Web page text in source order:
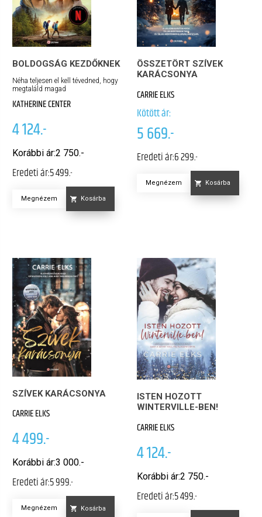
BOLDOGSÁG KEZDŐKNEK
Néha teljesen el kell tévedned, hogy
megtaláld magad
KATHERINE CENTER
4 124.-
Korábbi ár:2 750.-
Eredeti ár:5 499.-
Megnézem Kosárba
ÖSSZETÖRT SZÍVEK
KARÁCSONYA
CARRIE ELKS
Kötött ár:
5 669.-
Eredeti ár:6 299.-
Megnézem Kosárba
SZÍVEK KARÁCSONYA
CARRIE ELKS
4 499.-
Korábbi ár:3 000.-
Eredeti ár:5 999.-
Megnézem Kosárba
ISTEN HOZOTT
WINTERVILLE-BEN!
CARRIE ELKS
4 124.-
Korábbi ár:2 750.-
Eredeti ár:5 499.-